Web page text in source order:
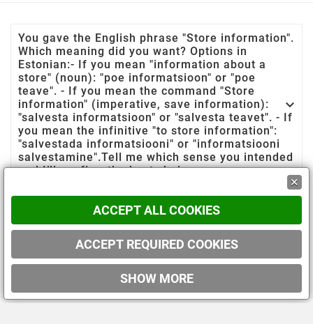
You gave the English phrase "Store information".
Which meaning did you want? Options in
Estonian:- If you mean "information about a
store" (noun): "poe informatsioon" or "poe
teave". - If you mean the command "Store
information" (imperative, save information):
"salvesta informatsioon" or "salvesta teavet". - If
you mean the infinitive "to store information":
"salvestada informatsiooni" or "informatsiooni
salvestamine".Tell me which sense you intended
and I’ll confirm the best choice.

Teie konto(Neformalus/pažįstamam: „Sinu
×
ACCEPT ALL COOKIES
ACCEPT REQUIRED COOKIES
SHOW MORE